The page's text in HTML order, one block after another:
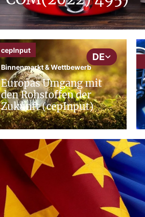
DE
cepInput
Binnenmarkt & Wettbewerb
Europas Umgang mit
den Rohstoffen der
Zukunft (cepInput)